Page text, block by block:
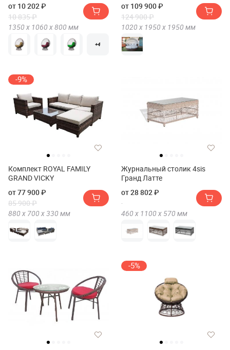
от 10 202 ₽
10 835 ₽
1350 х 1060 х800 мм
+4
от 109 900 ₽
124 900 ₽
1020 х 1950 х 1950 мм
-9%
Комплект ROYAL FAMILY
GRAND VICKY
от 77 900 ₽
85 900 ₽
880 х 700 х330 мм
Журнальный столик 4sis
Гранд Латте
от 28 802 ₽
460 х 1100 х 570 мм
-5%